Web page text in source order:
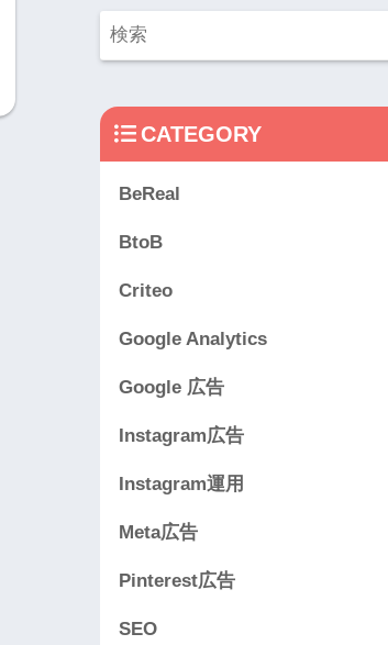
CATEGORY
BeReal
BtoB
Criteo
Google Analytics
Google 広告
Instagram広告
Instagram運用
Meta広告
Pinterest広告
SEO